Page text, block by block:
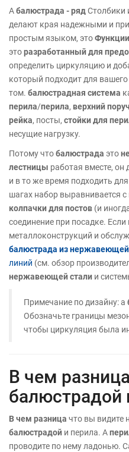
Aбалюстрада - рядСтолбики
делают края надежными и
простым языком, это
эторазработанный для
определить циркуляцию и
который подходит для вашего
том. балюстрадная система
перила/перила, верхний
рейка, посты, стойки для
несущие нагрузку.
Потому чтобалюстрада это
лестницы работая вместе,
и в то же время подходить
шагах набор выравнивается
колпачки для постов (и
соединение при посадке.
металлоконструкций и
балюстрада из нержавеющей
линий (см. обзор
нержавеющей стали и
Примечание по дизайну: a
Обозначьте границы
чтобы циркуляция была
В чем
балюстрадой
В чем разница что вы видите
балюстрадой и перила. A
проводите по нему ладонью.